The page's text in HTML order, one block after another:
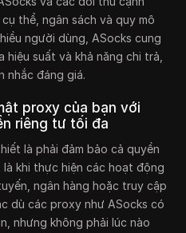
thể, ngân sách và quy mô
người dùng, ASocks cung
suất và khả năng chi trả,
nhắc đáng giá.
proxy của bạn với
riêng tư tối đa
là phải đảm bảo cả quyền
khi thực hiện các hoạt động
ngân hàng hoặc truy cập
dù các proxy như ASocks có
nhưng không phải lúc nào